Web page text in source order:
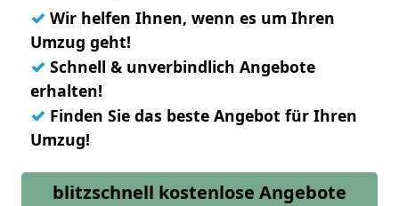
✓ Wir helfen Ihnen, wenn es um Ihren
Umzug geht!
✓ Schnell & unverbindlich Angebote
erhalten!
✓ Finden Sie das beste Angebot für Ihren
Umzug!
blitzschnell kostenlose Angebote